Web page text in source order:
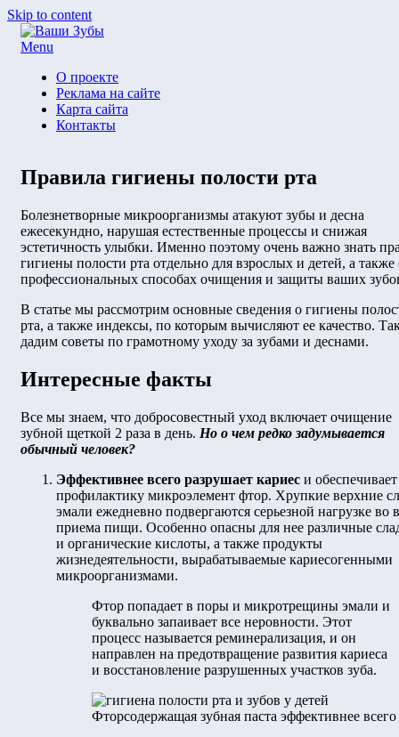
Skip to content
Menu
О проекте
Реклама на сайте
Карта сайта
Контакты
Правила гигиены полости рта
byАрзы Умерова
Posted on28.10.201601.11.2016
Болезнетворные микроорганизмы атакуют зубы и десна
ежесекундно, нарушая естественные процессы и снижая
эстетичность улыбки. Именно поэтому очень важно знать
гигиены полости рта отдельно для взрослых и детей, а также
профессиональных способах очищения и защиты ваших
В статье мы рассмотрим основные сведения о гигиены
рта, а также индексы, по которым вычисляют ее качество.
дадим советы по грамотному уходу за зубами и деснами.
Интересные факты
Все мы знаем, что добросовестный уход включает очищение
зубной щеткой 2 раза в день. Но о чем редко задумывается
обычный человек?
Эффективнее всего разрушает кариес и
профилактику микроэлемент фтор. Хрупкие верхние
эмали ежедневно подвергаются серьезной нагрузке во
приема пищи. Особенно опасны для нее различные
и органические кислоты, а также продукты
жизнедеятельности, вырабатываемые кариесогенными
микроорганизмами.
Фтор попадает в поры и микротрещины эмали и
буквально запаивает все неровности. Этот
процесс называется реминерализация, и он
направлен на предотвращение развития кариеса
и восстановление разрушенных участков зуба.
Фторсодержащая зубная паста эффективнее